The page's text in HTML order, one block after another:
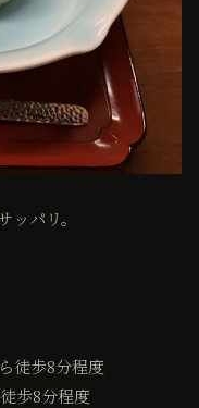
パリ。
徒歩8分程度
歩8分程度